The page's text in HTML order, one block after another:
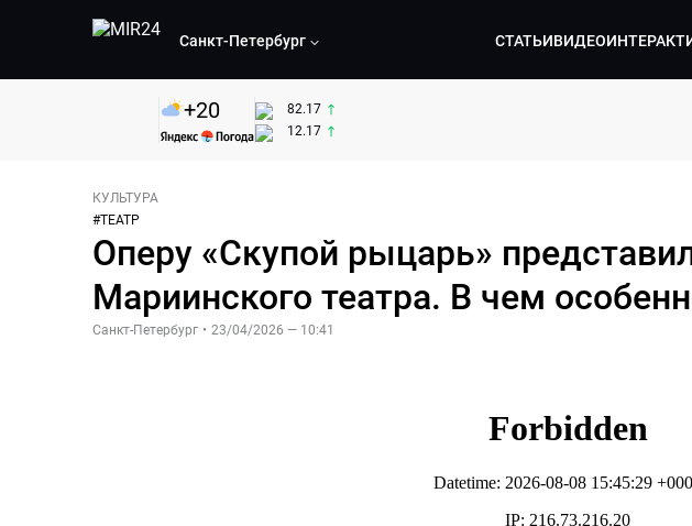
Санкт-Петербург СТАТЬИВИДЕО
+20
82.17
12.17
КУЛЬТУРА
#ТЕАТР
Оперу «Скупой рыцарь»
Мариинского театра. В чем
Санкт-Петербург • 23/04/2026 — 10:41